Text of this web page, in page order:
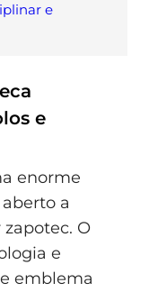
e
e
enorme
a
O
e
emblema